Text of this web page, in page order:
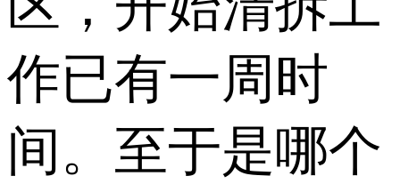
作已有一周时
间。至于是哪个